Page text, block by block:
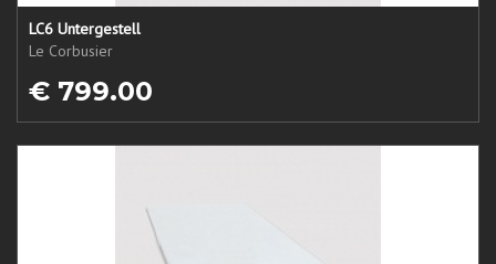
LC6 Untergestell
Le Corbusier
€ 799.00